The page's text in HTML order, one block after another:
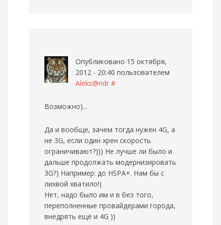
Опубликовано 15 октября,
2012 - 20:40 пользователем
Aleks@ndr #
Возможно)...
Да и вообще, зачем тогда нужен 4G, а
не 3G, если один хрен скорость
ограничивают?))) Не лучше ли было и
дальше продолжать модернизировать
3G?) Например: до HSPA+. Нам бы с
лихвой хватило!)
Нет, надо было им и в без того,
переполненные провайдерами города,
внедрять ещё и 4G ))